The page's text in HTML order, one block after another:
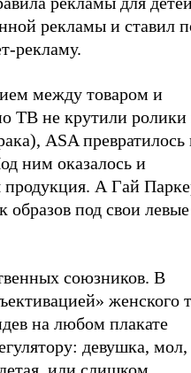
рекламы и ставил
рекламу.
между товаром и
ТВ не крутили ролики
ASA превратилось
ним оказалось и
продукция. А Гай
образов под свои левые
союзников. В
женского
на любом плакате
девушка, мол,